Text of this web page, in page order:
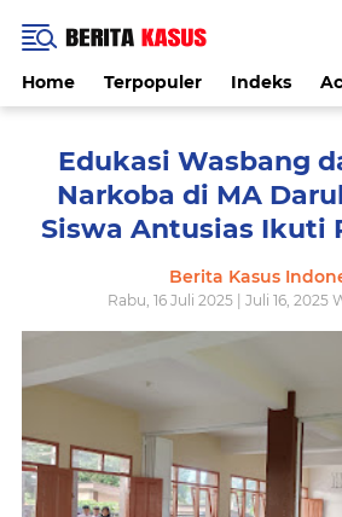
Home Terpopuler Indeks
Edukasi Wasbang
Narkoba di MA
Siswa Antusias Ikuti
Berita Kasus
Rabu, 16 Juli 2025 | Juli 16, 2025